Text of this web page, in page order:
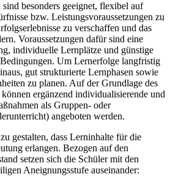
besonders geeignet, flexibel auf
bzw. Leistungsvoraussetzungen zu
zu verschaffen und das
Voraussetzungen dafür sind eine
individuelle Lernplätze und günstige
Um Lernerfolge langfristig
gut strukturierte Lernphasen sowie
zu planen. Auf der Grundlage des
ergänzend individualisierende und
als Gruppen- oder
angeboten werden.
gestalten, dass Lerninhalte für die
erlangen. Bezogen auf den
setzen sich die Schüler mit den
Aneignungsstufe auseinander: